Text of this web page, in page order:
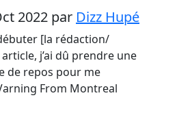
2022 par Dizz Hupé
[la rédaction/
j’ai dû prendre une
de repos pour me
From Montreal